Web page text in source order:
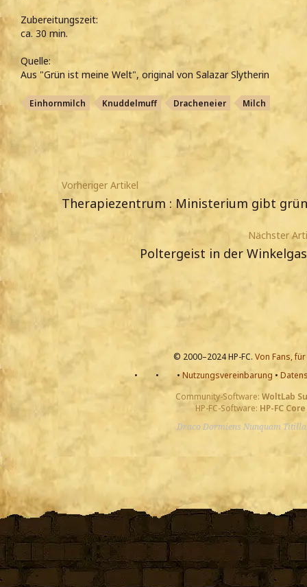
Zubereitungszeit:
ca. 30 min.
Quelle:
Aus "Grün ist meine Welt", original von Salazar Slytherin
Einhornmilch Knuddelmuff Dracheneier Milch
Vorheriger Artikel
Therapiezentrum : Ministerium gibt
Nächster
Poltergeist in der
© 2000–2024 HP-FC. Von Fans,
•
• • Nutzungsvereinbarung •
Community-Software: WoltLab
HP-FC-Software: HP-FC Core
Draco Dormiens Nunquam